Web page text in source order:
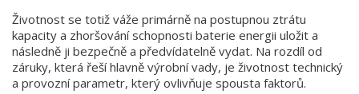
Životnost se totiž váže primárně na postupnou ztrátu
kapacity a zhoršování schopnosti baterie energii uložit a
následně ji bezpečně a předvídatelně vydat. Na rozdíl od
záruky, která řeší hlavně výrobní vady, je životnost technický
a provozní parametr, který ovlivňuje spousta faktorů.